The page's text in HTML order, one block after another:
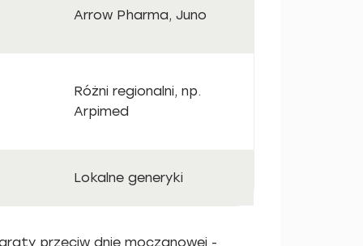
Arrow Pharma, Juno
Różni regionalni, np.
Arpimed
Lokalne generyki
przeciw dnie moczanowej -